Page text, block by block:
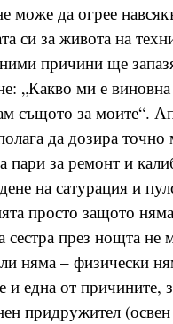
може да огрее
си за живота на
причини ще
„Какво ми е
същото за моите“.
да дозира
пари за ремонт и
на сатурация и
просто защото
сестра през нощта не
няма – физически
и една от причините,
придружител